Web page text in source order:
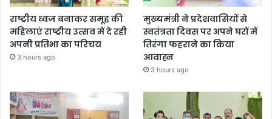
राष्ट्रीय ध्वज बनाकर समूह की
महिलाएं राष्ट्रीय उत्सव में दे रही
अपनी प्रतिभा का परिचय
3 hours ago
मुख्यमंत्री ने प्रदेशवासियों से
स्वतंत्रता दिवस पर अपने घरों में
तिरंगा फहराने का किया
आवाह्न
3 hours ago